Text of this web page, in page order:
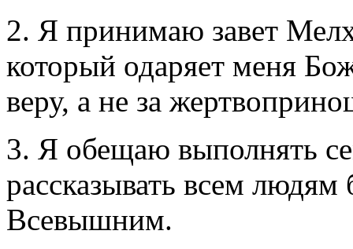
2. Я принимаю завет
который одаряет меня
веру, а не за
3. Я обещаю выполнять
рассказывать всем людям
Всевышним.